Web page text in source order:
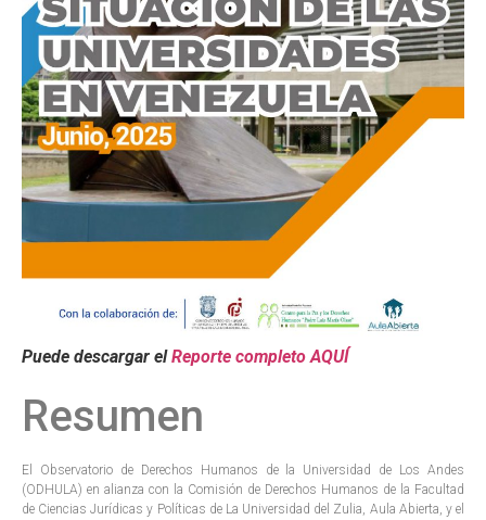
Puede descargar elReporte completo AQUÍ
Resumen
El Observatorio de Derechos Humanos de la Universidad de Los Andes
(ODHULA) en alianza con la Comisión de Derechos Humanos de la Facultad
de Ciencias Jurídicas y Políticas de La Universidad del Zulia, Aula Abierta, y el